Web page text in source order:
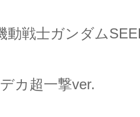
動戦士ガンダム
カ超一撃ver.